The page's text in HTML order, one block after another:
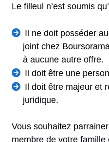
Le filleul n’est soumis
Il ne doit posséder
joint chez
à aucune autre offre.
Il doit être une
Il doit être majeur et
juridique.
Vous souhaitez
membre de votre famille